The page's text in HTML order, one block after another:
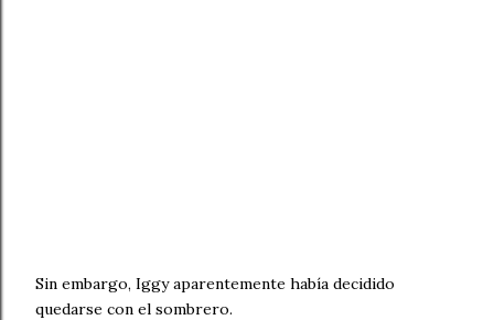
Sin embargo, Iggy aparentemente había decidido
quedarse con el sombrero.